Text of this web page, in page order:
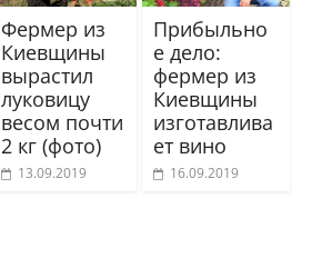
Фермер из
Киевщины
вырастил
луковицу
весом почти
2 кг (фото)
13.09.2019
Прибыльно
е дело:
фермер из
Киевщины
изготавлива
ет вино
16.09.2019